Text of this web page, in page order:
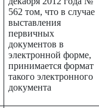
562 том, что в случае
выставления
первичных
документов в
электронной форме,
принимается формат
такого электронного
документа